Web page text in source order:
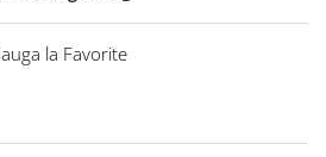
la Favorite